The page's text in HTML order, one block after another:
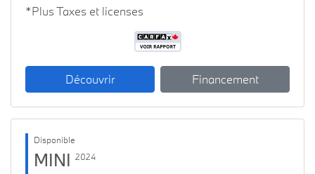
*Plus Taxes et licenses
Découvrir Financement
Disponible
MINI 2024